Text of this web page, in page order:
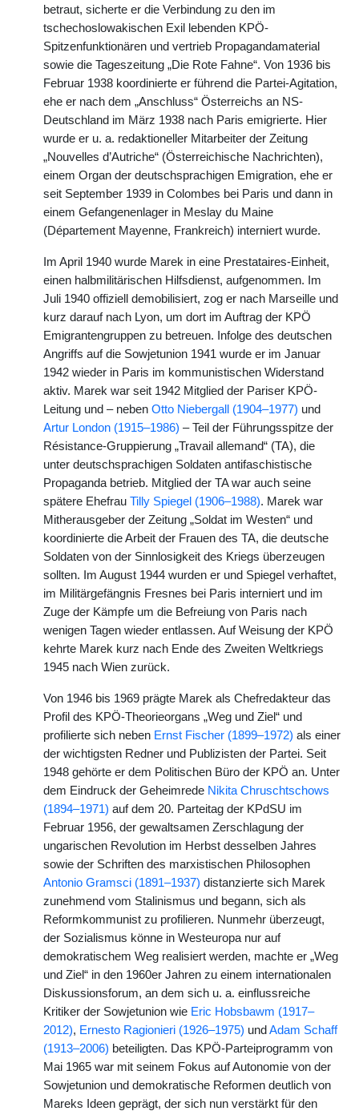
betraut, sicherte er die Verbindung zu den im
tschechoslowakischen Exil lebenden KPÖ-
Spitzenfunktionären und vertrieb Propagandamaterial
sowie die Tageszeitung „Die Rote Fahne“. Von 1936 bis
Februar 1938 koordinierte er führend die Partei-Agitation,
ehe er nach dem „Anschluss“ Österreichs an NS-
Deutschland im März 1938 nach Paris emigrierte. Hier
wurde er u. a. redaktioneller Mitarbeiter der Zeitung
„Nouvelles d’Autriche“ (Österreichische Nachrichten),
einem Organ der deutschsprachigen Emigration, ehe er
seit September 1939 in Colombes bei Paris und dann in
einem Gefangenenlager in Meslay du Maine
(Département Mayenne, Frankreich) interniert wurde.
Im April 1940 wurde Marek in eine Prestataires-Einheit,
einen halbmilitärischen Hilfsdienst, aufgenommen. Im
Juli 1940 offiziell demobilisiert, zog er nach Marseille und
kurz darauf nach Lyon, um dort im Auftrag der KPÖ
Emigrantengruppen zu betreuen. Infolge des deutschen
Angriffs auf die Sowjetunion 1941 wurde er im Januar
1942 wieder in Paris im kommunistischen Widerstand
aktiv. Marek war seit 1942 Mitglied der Pariser KPÖ-
Leitung und – neben Otto Niebergall (1904–1977) und
Artur London (1915–1986) – Teil der Führungsspitze der
Résistance-Gruppierung „Travail allemand“ (TA), die
unter deutschsprachigen Soldaten antifaschistische
Propaganda betrieb. Mitglied der TA war auch seine
spätere Ehefrau Tilly Spiegel (1906–1988). Marek war
Mitherausgeber der Zeitung „Soldat im Westen“ und
koordinierte die Arbeit der Frauen des TA, die deutsche
Soldaten von der Sinnlosigkeit des Kriegs überzeugen
sollten. Im August 1944 wurden er und Spiegel verhaftet,
im Militärgefängnis Fresnes bei Paris interniert und im
Zuge der Kämpfe um die Befreiung von Paris nach
wenigen Tagen wieder entlassen. Auf Weisung der KPÖ
kehrte Marek kurz nach Ende des Zweiten Weltkriegs
1945 nach Wien zurück.
Von 1946 bis 1969 prägte Marek als Chefredakteur das
Profil des KPÖ-Theorieorgans „Weg und Ziel“ und
profilierte sich neben Ernst Fischer (1899–1972) als einer
der wichtigsten Redner und Publizisten der Partei. Seit
1948 gehörte er dem Politischen Büro der KPÖ an. Unter
dem Eindruck der Geheimrede Nikita Chruschtschows
(1894–1971) auf dem 20. Parteitag der KPdSU im
Februar 1956, der gewaltsamen Zerschlagung der
ungarischen Revolution im Herbst desselben Jahres
sowie der Schriften des marxistischen Philosophen
Antonio Gramsci (1891–1937) distanzierte sich Marek
zunehmend vom Stalinismus und begann, sich als
Reformkommunist zu profilieren. Nunmehr überzeugt,
der Sozialismus könne in Westeuropa nur auf
demokratischem Weg realisiert werden, machte er „Weg
und Ziel“ in den 1960er Jahren zu einem internationalen
Diskussionsforum, an dem sich u. a. einflussreiche
Kritiker der Sowjetunion wie Eric Hobsbawm (1917–
2012), Ernesto Ragionieri (1926–1975) und Adam Schaff
(1913–2006) beteiligten. Das KPÖ-Parteiprogramm von
Mai 1965 war mit seinem Fokus auf Autonomie von der
Sowjetunion und demokratische Reformen deutlich von
Mareks Ideen geprägt, der sich nun verstärkt für den